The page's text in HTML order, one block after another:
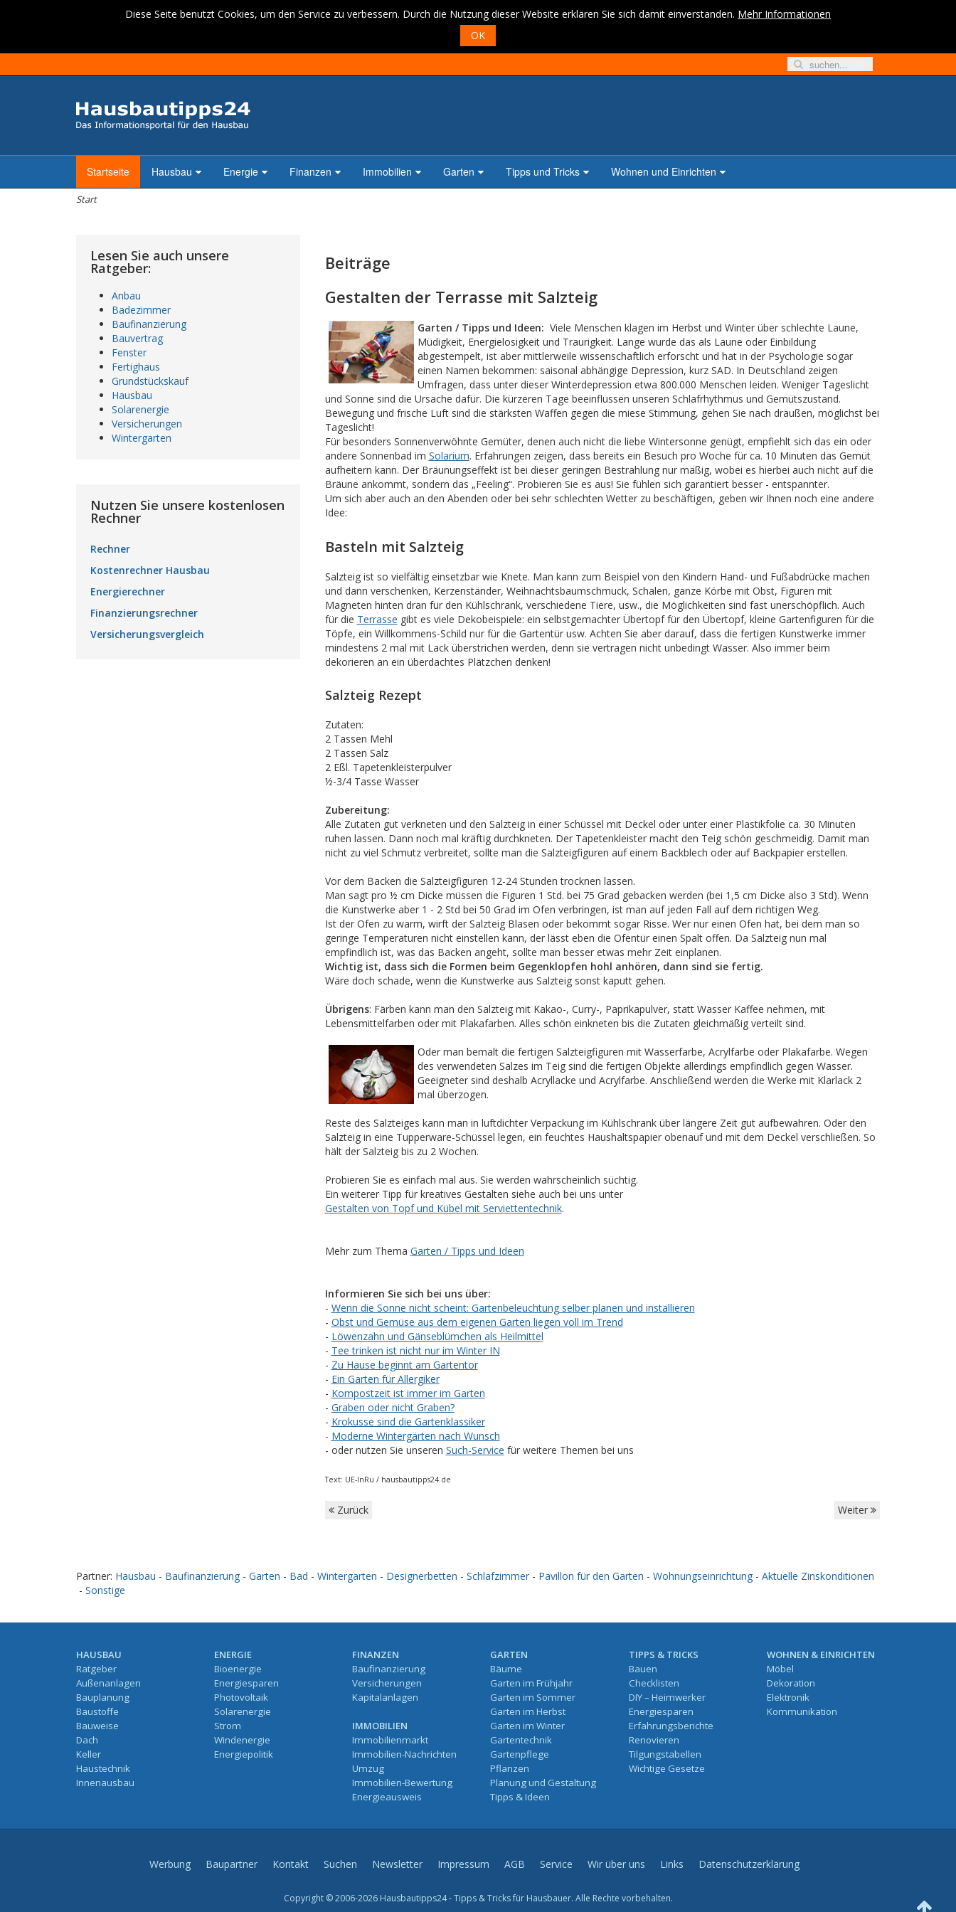
Diese Seite benutzt Cookies, um den Service zu verbessern. Durch die Nutzung dieser Website erklären Sie sich damit einverstanden. Mehr Informationen
OK
Startseite Hausbau Energie Finanzen Immobilien Garten Tipps und Tricks Wohnen und Einrichten
Start
Beiträge
Gestalten der Terrasse mit Salzteig
Garten / Tipps und Ideen: Viele Menschen klagen im Herbst und Winter über schlechte Laune,
Müdigkeit, Energielosigkeit und Traurigkeit. Lange wurde das als Laune oder Einbildung
abgestempelt, ist aber mittlerweile wissenschaftlich erforscht und hat in der Psychologie sogar
einen Namen bekommen: saisonal abhängige Depression, kurz SAD. In Deutschland zeigen
Umfragen, dass unter dieser Winterdepression etwa 800.000 Menschen leiden. Weniger Tageslicht
und Sonne sind die Ursache dafür. Die kürzeren Tage beeinflussen unseren Schlafrhythmus und Gemütszustand.
Bewegung und frische Luft sind die stärksten Waffen gegen die miese Stimmung, gehen Sie nach draußen, möglichst bei
Tageslicht!
Für besonders Sonnenverwöhnte Gemüter, denen auch nicht die liebe Wintersonne genügt, empfiehlt sich das ein oder
andere Sonnenbad im Solarium. Erfahrungen zeigen, dass bereits ein Besuch pro Woche für ca. 10 Minuten das Gemüt
aufheitern kann. Der Bräunungseffekt ist bei dieser geringen Bestrahlung nur mäßig, wobei es hierbei auch nicht auf die
Bräune ankommt, sondern das „Feeling“. Probieren Sie es aus! Sie fühlen sich garantiert besser - entspannter.
Um sich aber auch an den Abenden oder bei sehr schlechten Wetter zu beschäftigen, geben wir Ihnen noch eine andere
Idee:
Basteln mit Salzteig
Salzteig ist so vielfältig einsetzbar wie Knete. Man kann zum Beispiel von den Kindern Hand- und Fußabdrücke machen
und dann verschenken, Kerzenständer, Weihnachtsbaumschmuck, Schalen, ganze Körbe mit Obst, Figuren mit
Magneten hinten dran für den Kühlschrank, verschiedene Tiere, usw., die Möglichkeiten sind fast unerschöpflich. Auch
für die Terrasse gibt es viele Dekobeispiele: ein selbstgemachter Übertopf für den Übertopf, kleine Gartenfiguren für die
Töpfe, ein Willkommens-Schild nur für die Gartentür usw. Achten Sie aber darauf, dass die fertigen Kunstwerke immer
mindestens 2 mal mit Lack überstrichen werden, denn sie vertragen nicht unbedingt Wasser. Also immer beim
dekorieren an ein überdachtes Plätzchen denken!
Salzteig Rezept
Zutaten:
2 Tassen Mehl
2 Tassen Salz
2 Eßl. Tapetenkleisterpulver
½-3/4 Tasse Wasser
Zubereitung:
Alle Zutaten gut verkneten und den Salzteig in einer Schüssel mit Deckel oder unter einer Plastikfolie ca. 30 Minuten
ruhen lassen. Dann noch mal kräftig durchkneten. Der Tapetenkleister macht den Teig schön geschmeidig. Damit man
nicht zu viel Schmutz verbreitet, sollte man die Salzteigfiguren auf einem Backblech oder auf Backpapier erstellen.
Vor dem Backen die Salzteigfiguren 12-24 Stunden trocknen lassen.
Man sagt pro ½ cm Dicke müssen die Figuren 1 Std. bei 75 Grad gebacken werden (bei 1,5 cm Dicke also 3 Std). Wenn
die Kunstwerke aber 1 - 2 Std bei 50 Grad im Ofen verbringen, ist man auf jeden Fall auf dem richtigen Weg.
Ist der Ofen zu warm, wirft der Salzteig Blasen oder bekommt sogar Risse. Wer nur einen Ofen hat, bei dem man so
geringe Temperaturen nicht einstellen kann, der lässt eben die Ofentür einen Spalt offen. Da Salzteig nun mal
empfindlich ist, was das Backen angeht, sollte man besser etwas mehr Zeit einplanen.
Wichtig ist, dass sich die Formen beim Gegenklopfen hohl anhören, dann sind sie fertig.
Wäre doch schade, wenn die Kunstwerke aus Salzteig sonst kaputt gehen.
Übrigens: Färben kann man den Salzteig mit Kakao-, Curry-, Paprikapulver, statt Wasser Kaffee nehmen, mit
Lebensmittelfarben oder mit Plakafarben. Alles schön einkneten bis die Zutaten gleichmäßig verteilt sind.
Oder man bemalt die fertigen Salzteigfiguren mit Wasserfarbe, Acrylfarbe oder Plakafarbe. Wegen
des verwendeten Salzes im Teig sind die fertigen Objekte allerdings empfindlich gegen Wasser.
Geeigneter sind deshalb Acryllacke und Acrylfarbe. Anschließend werden die Werke mit Klarlack 2
mal überzogen.
Reste des Salzteiges kann man in luftdichter Verpackung im Kühlschrank über längere Zeit gut aufbewahren. Oder den
Salzteig in eine Tupperware-Schüssel legen, ein feuchtes Haushaltspapier obenauf und mit dem Deckel verschließen. So
hält der Salzteig bis zu 2 Wochen.
Probieren Sie es einfach mal aus. Sie werden wahrscheinlich süchtig.
Ein weiterer Tipp für kreatives Gestalten siehe auch bei uns unter
Gestalten von Topf und Kübel mit Serviettentechnik.
Mehr zum Thema Garten / Tipps und Ideen
Informieren Sie sich bei uns über:
- Wenn die Sonne nicht scheint: Gartenbeleuchtung selber planen und installieren
- Obst und Gemüse aus dem eigenen Garten liegen voll im Trend
- Löwenzahn und Gänseblümchen als Heilmittel
- Tee trinken ist nicht nur im Winter IN
- Zu Hause beginnt am Gartentor
- Ein Garten für Allergiker
- Kompostzeit ist immer im Garten
- Graben oder nicht Graben?
- Krokusse sind die Gartenklassiker
- Moderne Wintergärten nach Wunsch
- oder nutzen Sie unseren Such-Service für weitere Themen bei uns
Text: UE-InRu / hausbautipps24.de
Zurück Weiter
Lesen Sie auch unsere
Ratgeber:
Anbau
Badezimmer
Baufinanzierung
Bauvertrag
Fenster
Fertighaus
Grundstückskauf
Hausbau
Solarenergie
Versicherungen
Wintergarten
Nutzen Sie unsere kostenlosen
Rechner
Rechner
Kostenrechner Hausbau
Energierechner
Finanzierungsrechner
Versicherungsvergleich
Partner: Hausbau - Baufinanzierung - Garten - Bad - Wintergarten - Designerbetten - Schlafzimmer - Pavillon für den Garten - Wohnungseinrichtung - Aktuelle Zinskonditionen
- Sonstige
HAUSBAU
Ratgeber
Außenanlagen
Bauplanung
Baustoffe
Bauweise
Dach
Keller
Haustechnik
Innenausbau
ENERGIE
Bioenergie
Energiesparen
Photovoltaik
Solarenergie
Strom
Windenergie
Energiepolitik
FINANZEN
Baufinanzierung
Versicherungen
Kapitalanlagen
IMMOBILIEN
Immobilienmarkt
Immobilien-Nachrichten
Umzug
Immobilien-Bewertung
Energieausweis
GARTEN
Bäume
Garten im Frühjahr
Garten im Sommer
Garten im Herbst
Garten im Winter
Gartentechnik
Gartenpflege
Pflanzen
Planung und Gestaltung
Tipps & Ideen
TIPPS & TRICKS
Bauen
Checklisten
DIY – Heimwerker
Energiesparen
Erfahrungsberichte
Renovieren
Tilgungstabellen
Wichtige Gesetze
WOHNEN & EINRICHTEN
Möbel
Dekoration
Elektronik
Kommunikation
Werbung Baupartner Kontakt Suchen Newsletter Impressum AGB Service Wir über uns Links Datenschutzerklärung
Copyright © 2006-2026 Hausbautipps24 - Tipps & Tricks für Hausbauer. Alle Rechte vorbehalten.